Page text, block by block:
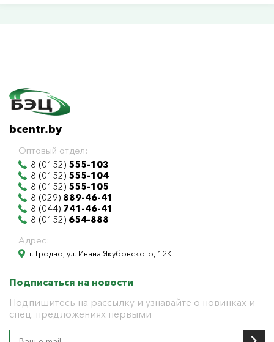
bcentr.by
Оптовый отдел:
8 (0152) 555-103
8 (0152) 555-104
8 (0152) 555-105
8 (029) 889-46-41
8 (044) 741-46-41
8 (0152) 654-888
Адрес:
г. Гродно, ул. Ивана Якубовского, 12К
Подписаться на новости
Подпишитесь на рассылку и узнавайте о новинках и
спец. предложениях первыми